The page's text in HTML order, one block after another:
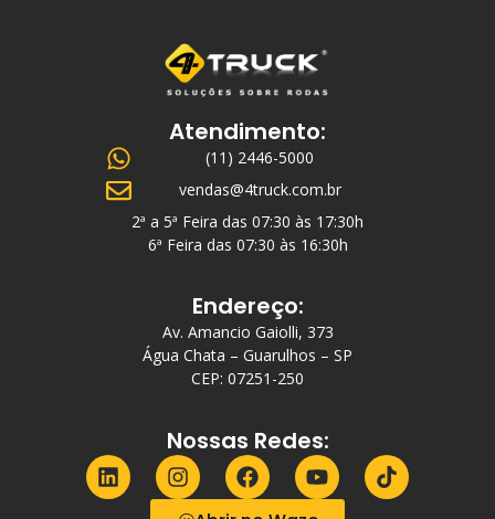
Atendimento:
(11) 2446-5000
vendas@4truck.com.br
2ª a 5ª Feira das 07:30 às 17:30h
6ª Feira das 07:30 às 16:30h
Endereço:
Av. Amancio Gaiolli, 373
Água Chata – Guarulhos – SP
CEP: 07251-250
Nossas Redes: